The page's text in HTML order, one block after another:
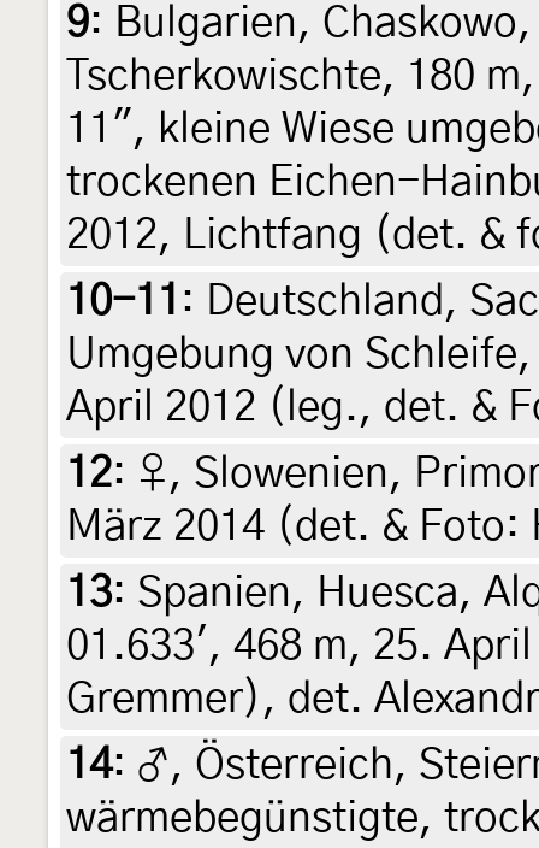
9: Bulgarien,
Tscherkowischte, 180
11", kleine Wiese
trockenen Eichen-
2012, Lichtfang (det. &
10-11 : Deutschland,
Umgebung von
April 2012 (leg., det. &
12: ♀, Slowenien,
März 2014 (det. & Foto:
13: Spanien, Huesca,
01.633', 468 m, 25.
Gremmer), det.
14: ♂, Österreich,
wärmebegünstigte,